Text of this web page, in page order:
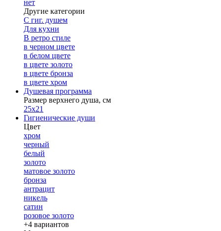
нет
Другие категории
С гиг. душем
Для кухни
В ретро стиле
в черном цвете
в белом цвете
в цвете золото
в цвете бронза
в цвете хром
Душевая программа
Размер верхнего душа, см
25х21
Гигиенические души
Цвет
хром
черный
белый
золото
матовое золото
бронза
антрацит
никель
сатин
розовое золото
+4 вариантов